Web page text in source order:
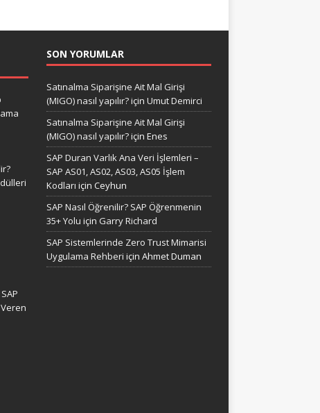
SON YORUMLAR
Satınalma Siparişine Ait Mal Girişi
(MIGO) nasıl yapılır?için Umut Demirci
Satınalma Siparişine Ait Mal Girişi
(MIGO) nasıl yapılır?için Enes
SAP Duran Varlık Ana Veri İşlemleri –
SAP AS01, AS02, AS03, AS05 İşlem
Kodları için Ceyhun
SAP Nasıl Öğrenilir? SAP Öğrenmenin
35+ Yolu için Garry Richard
SAP Sistemlerinde Zero Trust Mimarisi
Uygulama Rehberi için Ahmet Duman